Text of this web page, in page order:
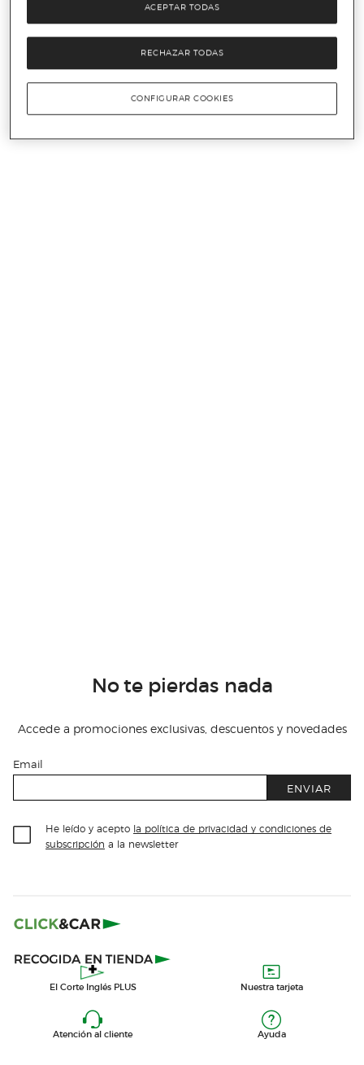
No te pierdas nada
Accede a promociones exclusivas, descuentos y novedades
Email
ENVIAR
He leído y acepto la política de privacidad y condiciones de
subscripción a la newsletter
El Corte Inglés PLUS Nuestra tarjeta
Atención al cliente Ayuda
RECHAZAR TODAS
ACEPTAR TODAS
CONFIGURAR COOKIES